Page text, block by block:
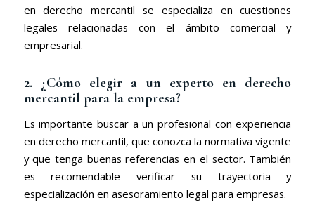
en derecho mercantil se especializa en cuestiones
legales relacionadas con el ámbito comercial y
empresarial.
2. ¿Cómo elegir a un experto en derecho
mercantil para la empresa?
Es importante buscar a un profesional con experiencia
en derecho mercantil, que conozca la normativa vigente
y que tenga buenas referencias en el sector. También
es recomendable verificar su trayectoria y
especialización en asesoramiento legal para empresas.